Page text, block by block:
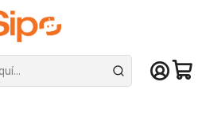
hoy! De lunes a sábado en el gran
Ram DDR4 Pc Escritorio
RGB 2X8GB (16GB) DDR4 DRAM,
3200mhz